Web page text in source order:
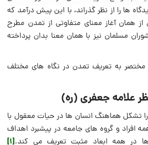
ها را از نظر گذراند، با این پیش درآمد که
از همان آغاز معنای متفاوتی از تمدن مطرح
مسلمان نیز با همان معنا بدان پرداخته
مختصر به تعریف تمدن در نگاه های مختلف
علامه جعفری (ره)
تشکل هماهنگ انسان ها در حیات معقول با
افراد و گروه های جامعه در پیشبرد اهداف
در همه ابعاد مثبت تعریف می کند.[1]